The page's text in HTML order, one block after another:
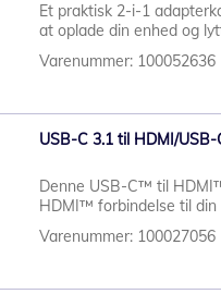
Et praktisk 2-i-1
at oplade din enhed og
Varenummer: 100052636
USB-C 3.1 til HDMI/
Denne USB-C™ til
HDMI™ forbindelse til
Varenummer: 100027056